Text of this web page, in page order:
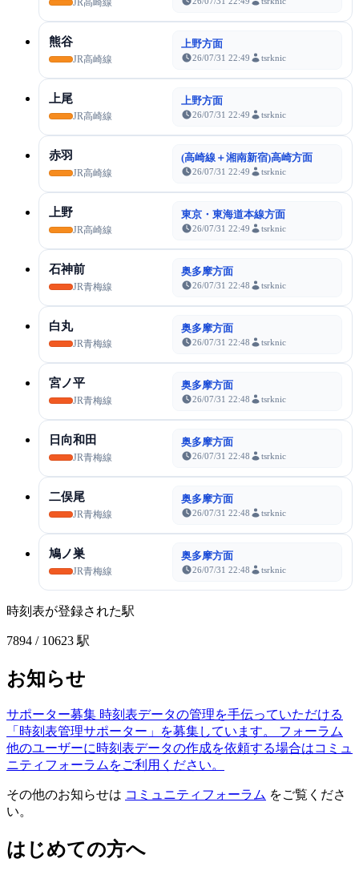
JR高崎線
熊谷
JR高崎線
上野方面
26/07/31 22:49 tsrknic
上尾
JR高崎線
上野方面
26/07/31 22:49 tsrknic
赤羽
JR高崎線
(高崎線＋湘南新宿)高崎方面
26/07/31 22:49 tsrknic
上野
JR高崎線
東京・東海道本線方面
26/07/31 22:49 tsrknic
石神前
JR青梅線
奥多摩方面
26/07/31 22:48 tsrknic
白丸
JR青梅線
奥多摩方面
26/07/31 22:48 tsrknic
宮ノ平
JR青梅線
奥多摩方面
26/07/31 22:48 tsrknic
日向和田
JR青梅線
奥多摩方面
26/07/31 22:48 tsrknic
二俣尾
JR青梅線
奥多摩方面
26/07/31 22:48 tsrknic
鳩ノ巣
JR青梅線
奥多摩方面
26/07/31 22:48 tsrknic
時刻表が登録された駅
7894 / 10623 駅
お知らせ
サポーター募集 時刻表データの管理を手伝っていただける
「時刻表管理サポーター」を募集しています。
フォーラム
他のユーザーに時刻表データの作成を依頼する場合はコミュ
ニティフォーラムをご利用ください。
その他のお知らせは コミュニティフォーラム をご覧くださ
い。
はじめての方へ